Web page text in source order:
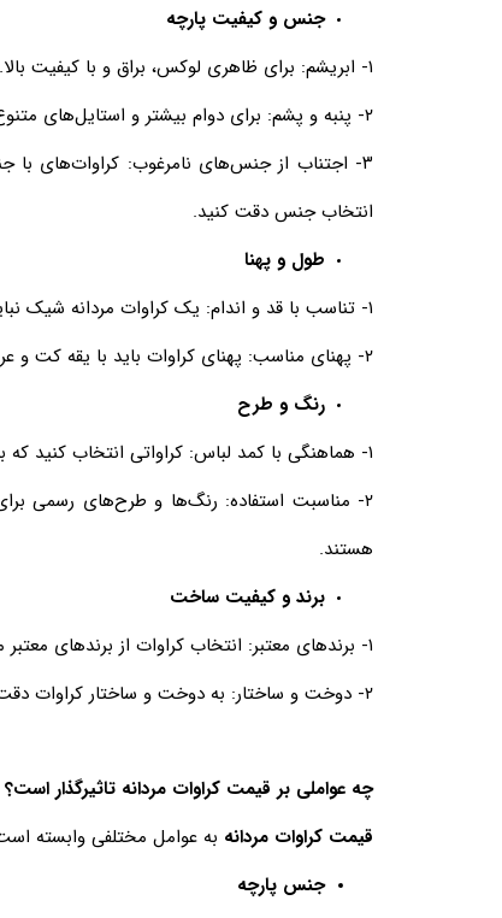
جنس و کیفیت پارچه
۱- ابریشم: برای ظاهری لوکس، براق و با کیفیت بالا. کراوات‌های ابریشمی حس لطافت و ظرافتی بی‌نظیر ارائه می‌دهند. این
۲- پنبه و پشم: برای دوام بیشتر و استایل‌های متنوع. این کراوات‌ها مناسب فصول سردتر هستند و می‌توانند بافت و عمق به استایل شما اضافه کنند.
۳- اجتناب از جنس‌های نامرغوب: کراوات‌های
انتخاب جنس دقت کنید.
طول و پهنا
۱- تناسب با قد و اندام: یک کراوات مردانه شیک نباید بیش از حد بلند یا کوتاه باشد. طول کراوات باید به گونه‌ای باشد که نوک آن تا کمربند شما برسد.
۲- پهنای مناسب: پهنای کراوات باید با یقه کت و عرض شانه‌ها متناسب باشد. کراوات‌های پهن برای افراد با اندام درشت و کراوات‌های باریک برای افراد لاغرتر مناسب‌تر هستند.
رنگ و طرح
۱- هماهنگی با کمد لباس: کراواتی انتخاب کنید که با بیشترین تعداد لباس‌های شما ست شود تا بتوانید از آن در موقعیت‌های مختلف استفاده کنید.
۲- مناسبت استفاده: رنگ‌ها و طرح‌های رسمی
هستند.
برند و کیفیت ساخت
۱- برندهای معتبر: انتخاب کراوات از برندهای معتبر می‌تواند به شما اطمینان بدهد که محصولی با کیفیت بالا و دوام مناسب دریافت می‌کنید.
۲- دوخت و ساختار: به دوخت و ساختار کراوات دقت کنید. کراوات‌های با دوخت محکم و ساختار مناسب بهتر روی پیراهن قرار می‌گیرند و ظاهری شکیل‌تر دارند.
چه عواملی بر قیمت کراوات مردانه تاثیرگذار است؟
قیمت کراوات مردانه به عوامل مختلفی وابسته
جنس پارچه